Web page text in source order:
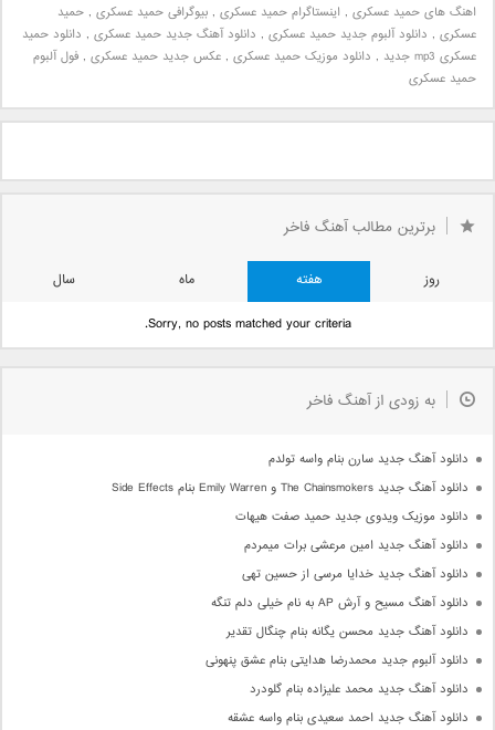
اهنگ های حمید عسکری , اینستاگرام حمید عسکری , بیوگرافی حمید عسکری , حمید
عسکری , دانلود آلبوم جدید حمید عسکری , دانلود آهنگ جدید حمید عسکری , دانلود حمید
عسکری mp3 جدید
, دانلود موزیک حمید عسکری , عکس جدید حمید عسکری , فول آلبوم
حمید عسکری
برترین مطالب آهنگ فاخر
روز هفته ماه
سال
Sorry, no posts matched your criteria.
به زودی از آهنگ فاخر
دانلود آهنگ جدید سارن بنام واسه تولدم
دانلود آهنگ جدید The Chainsmokers و Emily Warren بنام Side Effects
دانلود موزیک ویدوی جدید حمید صفت هیهات
دانلود آهنگ جدید امین مرعشی برات میمردم
دانلود آهنگ جدید خدایا مرسی از حسین تهی
دانلود آهنگ مسیح و آرش AP به نام خیلی دلم تنگه
دانلود آهنگ جدید محسن یگانه بنام چنگال تقدیر
دانلود آلبوم جدید محمدرضا هدایتی بنام عشق پنهونی
دانلود آهنگ جدید محمد علیزاده بنام گلودرد
دانلود آهنگ جدید احمد سعیدی بنام واسه عشقه